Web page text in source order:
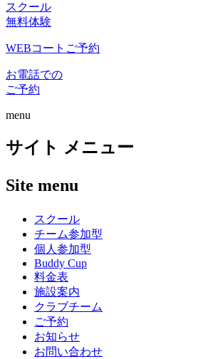
スクール
無料体験
WEBコートご予約
お電話での
ご予約
menu
サイト メニュー
Site menu
スクール
チーム参加型
個人参加型
Buddy Cup
料金表
施設案内
クラブチーム
ご予約
お知らせ
お問い合わせ